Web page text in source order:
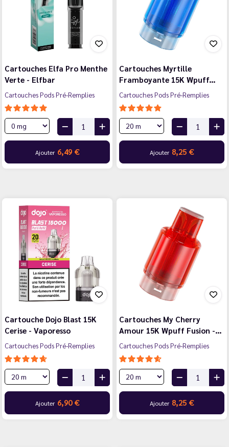
Cartouches Elfa Pro Menthe
Verte - Elfbar
Cartouches Pods Pré-Remplies
Ajouter 6,49 €
Cartouches Myrtille
Framboyante 15K Wpuff…
Cartouches Pods Pré-Remplies
Ajouter 8,25 €
Cartouche Dojo Blast 15K
Cerise - Vaporesso
Cartouches Pods Pré-Remplies
Ajouter 6,90 €
Cartouches My Cherry
Amour 15K Wpuff Fusion -…
Cartouches Pods Pré-Remplies
Ajouter 8,25 €